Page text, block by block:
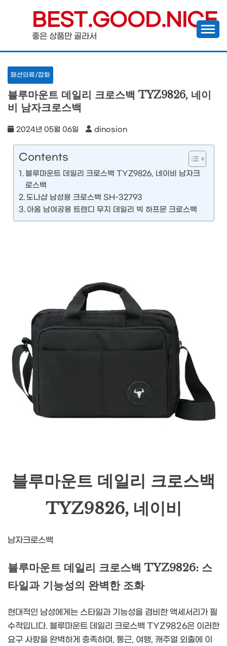
content
BEST.GOOD.NICE
좋은 상품만 골라서
패션의류/잡화
블루마운트 데일리 크로스백 TYZ9826, 네이
비 남자크로스백
2024년 05월 06일 dinosion
Contents
블루마운트 데일리 크로스백 TYZ9826, 네이비 남자크
로스백
도나샵 남성용 크로스백 SH-32793
아옴 남여공용 트렌디 무지 데일리 빅 하프문 크로스백
블루마운트 데일리 크로스백
TYZ9826, 네이비
남자크로스백
블루마운트 데일리 크로스백 TYZ9826: 스
타일과 기능성의 완벽한 조화
현대적인 남성에게는 스타일과 기능성을 겸비한 액세서리가 필
수적입니다. 블루마운트 데일리 크로스백 TYZ9826은 이러한
요구 사항을 완벽하게 충족하며, 통근, 여행, 캐주얼 외출에 이